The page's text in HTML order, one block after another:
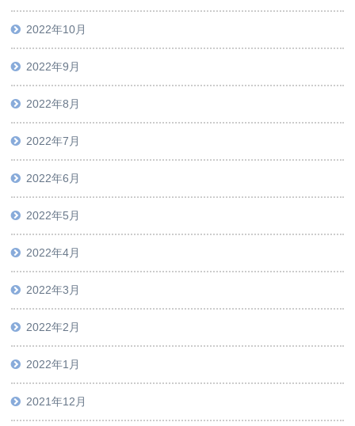
2022年10月
2022年9月
2022年8月
2022年7月
2022年6月
2022年5月
2022年4月
2022年3月
2022年2月
2022年1月
2021年12月